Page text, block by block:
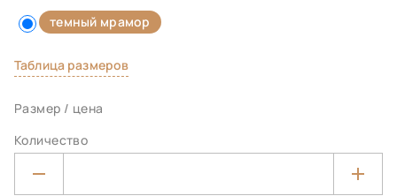
темный мрамор
Таблица размеров
Размер / цена
Количество